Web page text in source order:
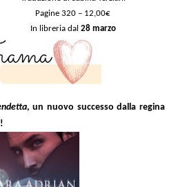
Pagine 320 – 12,00€
In libreria dal 28 marzo
, un nuovo successo dalla regina